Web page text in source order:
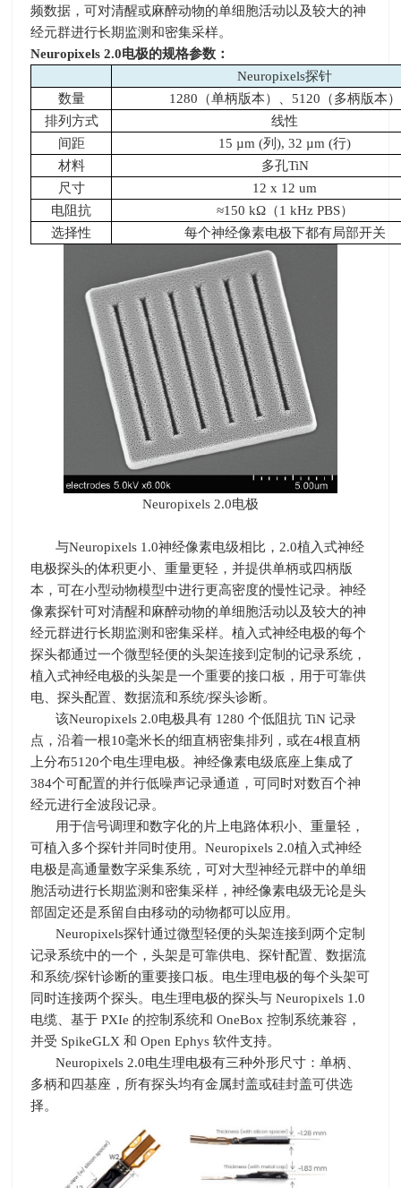
频数据，可对清醒或麻醉动物的单细胞活动以及较大的神
经元群进行长期监测和密集采样。
Neuropixels 2.0电极的规格参数：
Neuropixels探针
数量
1280（单柄版本）、5120（多柄版本）
排列方式
线性
间距
15 µm (列), 32 µm (行)
材料
多孔TiN
尺寸
12 x 12 um
电阻抗
≈150 kΩ（1 kHz PBS）
选择性
每个神经像素电极下都有局部开关
Neuropixels 2.0电极
与Neuropixels 1.0神经像素电级相比， 2.0植入式神经
电极探头的体积更小、重量更轻，并提供单柄或四柄版
本，可在小型动物模型中进行更高密度的慢性记录。神经
像素探针可对清醒和麻醉动物的单细胞活动以及较大的神
经元群进行长期监测和密集采样。植入式神经电极的每个
探头都通过一个微型轻便的头架连接到定制的记录系统，
植入式神经电极的头架是一个重要的接口板，用于可靠供
电、探头配置、数据流和系统/探头诊断。
该Neuropixels 2.0电极具有 1280个低阻抗 TiN记录
点，沿着一根10毫米长的细直柄密集排列，或在4根直柄
上分布5120个电生理电极。神经像素电级底座上集成了
384个可配置的并行低噪声记录通道，可同时对数百个神
经元进行全波段记录。
用于信号调理和数字化的片上电路体积小、重量轻，
可植入多个探针并同时使用。Neuropixels 2.0植入式神经
电极是高通量数字采集系统，可对大型神经元群中的单细
胞活动进行长期监测和密集采样，神经像素电级无论是头
部固定还是系留自由移动的动物都可以应用。
Neuropixels探针通过微型轻便的头架连接到两个定制
记录系统中的一个，头架是可靠供电、探针配置、数据流
和系统/探针诊断的重要接口板。电生理电极的每个头架可
同时连接两个探头。电生理电极的探头与 Neuropixels 1.0
电缆、基于 PXIe 的控制系统和 OneBox控制系统兼容，
并受 SpikeGLX和 Open Ephys软件支持。
Neuropixels 2.0电生理电极有三种外形尺寸：单柄、
多柄和四基座，所有探头均有金属封盖或硅封盖可供选
择。